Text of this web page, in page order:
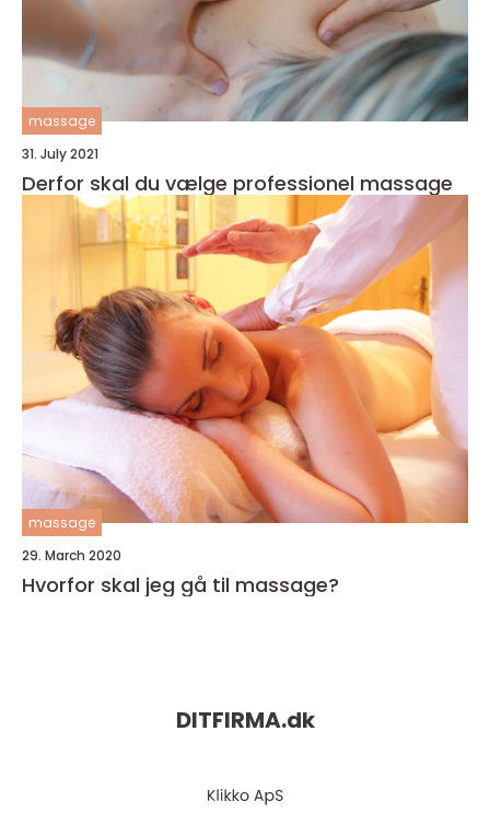
massage
31. July 2021
Derfor skal du vælge professionel massage
massage
29. March 2020
Hvorfor skal jeg gå til massage?
DITFIRMA.dk